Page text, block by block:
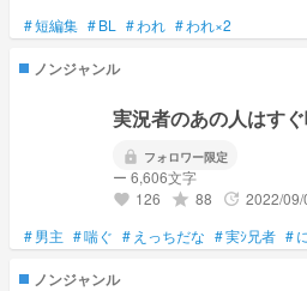
#短編集 #BL #われ #われ×2
ノンジャンル
実況者のあの人はすぐ
lock フォロワー限定
ー 6,606文字
favorite 126 grade 88 update 2022/09/
#男主 #喘ぐ # えっちだな #実ｼ兄者 #
ノンジャンル